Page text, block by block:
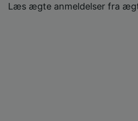
Læs ægte anmeldelser fra